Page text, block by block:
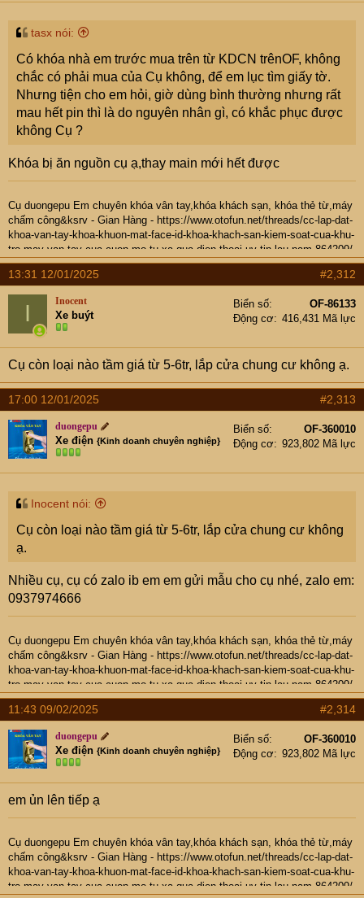
tasx nói:
Có khóa nhà em trước mua trên từ KDCN trênOF, không
chắc có phải mua của Cụ không, để em lục tìm giấy tờ.
Nhưng tiện cho em hỏi, giờ dùng bình thường nhưng rất
mau hết pin thì là do nguyên nhân gì, có khắc phục được
không Cụ ?
Khóa bị ăn nguồn cụ ạ,thay main mới hết được
Cụ duongepu Em chuyên khóa vân tay,khóa khách sạn, khóa thẻ từ,máy
chấm công&ksrv - Gian Hàng - https://www.otofun.net/threads/cc-lap-dat-
khoa-van-tay-khoa-khuon-mat-face-id-khoa-khach-san-kiem-soat-cua-khu-
tro-may-van-tay-cua-cuon-mo-tu-xa-qua-dien-thoai-uy-tin-lau-nam.864209/
- Hotline: 0937974666
13:31 12/01/2025 #2,312
I Inocent
Xe buýt
Biển số
OF-86133
Động cơ
416,431 Mã lực
Cụ còn loại nào tầm giá từ 5-6tr, lắp cửa chung cư không ạ.
17:00 12/01/2025 #2,313
duongepu
Xe điện {Kinh doanh chuyên nghiệp}
Biển số
OF-360010
Động cơ
923,802 Mã lực
Inocent nói:
Cụ còn loại nào tầm giá từ 5-6tr, lắp cửa chung cư không
ạ.
Nhiều cụ, cụ có zalo ib em em gửi mẫu cho cụ nhé, zalo em:
0937974666
Cụ duongepu Em chuyên khóa vân tay,khóa khách sạn, khóa thẻ từ,máy
chấm công&ksrv - Gian Hàng - https://www.otofun.net/threads/cc-lap-dat-
khoa-van-tay-khoa-khuon-mat-face-id-khoa-khach-san-kiem-soat-cua-khu-
tro-may-van-tay-cua-cuon-mo-tu-xa-qua-dien-thoai-uy-tin-lau-nam.864209/
- Hotline: 0937974666
11:43 09/02/2025 #2,314
duongepu
Xe điện {Kinh doanh chuyên nghiệp}
Biển số
OF-360010
Động cơ
923,802 Mã lực
em ủn lên tiếp ạ
Cụ duongepu Em chuyên khóa vân tay,khóa khách sạn, khóa thẻ từ,máy
chấm công&ksrv - Gian Hàng - https://www.otofun.net/threads/cc-lap-dat-
khoa-van-tay-khoa-khuon-mat-face-id-khoa-khach-san-kiem-soat-cua-khu-
tro-may-van-tay-cua-cuon-mo-tu-xa-qua-dien-thoai-uy-tin-lau-nam.864209/